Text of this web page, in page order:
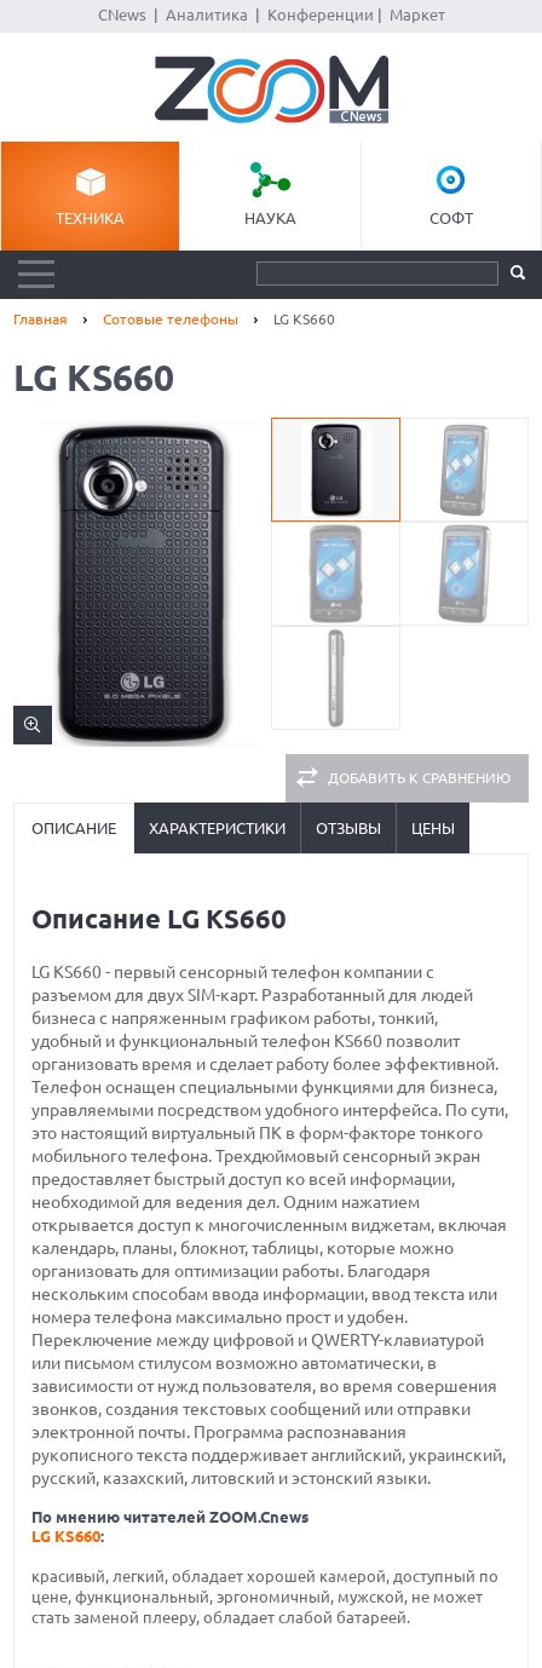
CNews| Аналитика Конференции Маркет
ТЕХНИКА НАУКА СОФТ
Главная Сотовые телефоны LG KS660
LG KS660
ДОБАВИТЬ К СРАВНЕНИЮ
ОПИСАНИЕ ХАРАКТЕРИСТИКИ ОТЗЫВЫ ЦЕНЫ
Описание LG KS660
LG KS660 - первый сенсорный телефон компании с
разъемом для двух SIM-карт. Разработанный для людей
бизнеса с напряженным графиком работы, тонкий,
удобный и функциональный телефон KS660 позволит
организовать время и сделает работу более эффективной.
Телефон оснащен специальными функциями для бизнеса,
управляемыми посредством удобного интерфейса. По сути,
это настоящий виртуальный ПК в форм-факторе тонкого
мобильного телефона. Трехдюймовый сенсорный экран
предоставляет быстрый доступ ко всей информации,
необходимой для ведения дел. Одним нажатием
открывается доступ к многочисленным виджетам, включая
календарь, планы, блокнот, таблицы, которые можно
организовать для оптимизации работы. Благодаря
нескольким способам ввода информации, ввод текста или
номера телефона максимально прост и удобен.
Переключение между цифровой и QWERTY-клавиатурой
или письмом стилусом возможно автоматически, в
зависимости от нужд пользователя, во время совершения
звонков, создания текстовых сообщений или отправки
электронной почты. Программа распознавания
рукописного текста поддерживает английский, украинский,
русский, казахский, литовский и эстонский языки.
По мнению читателей ZOOM.Cnews
LG KS660:
красивый, легкий, обладает хорошей камерой, доступный по
цене, функциональный, эргономичный, мужской, не может
стать заменой плееру, обладает слабой батареей.